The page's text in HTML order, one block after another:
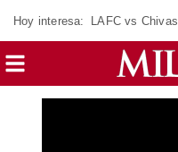
Hoy interesa: LAFC vs Chivas